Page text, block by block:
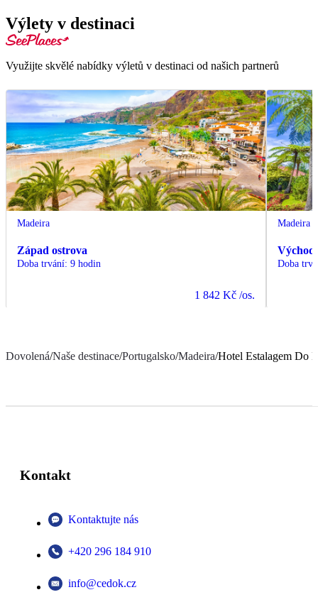
Výlety v destinaci
Využijte skvělé nabídky výletů v destinaci od našich partnerů
Madeira
Západ ostrova
Doba trvání: 9 hodin
1 842 Kč /os.
Madeira
Východ
Doba
Dovolená/Naše destinace/Portugalsko/Madeira/Hotel Estalagem Do
Kontakt
Kontaktujte nás
+420 296 184 910
info@cedok.cz